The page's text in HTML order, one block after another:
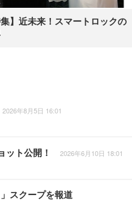
集】近未来！スマートロックの
2026年8月5日 16:01
ット公開！ 2026年6月10日 18:01
スクープを報道